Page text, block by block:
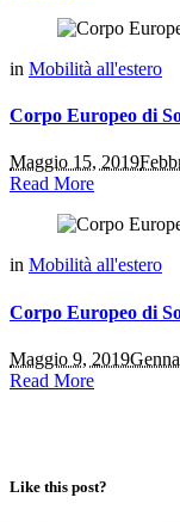
in Mobilità all'estero
Corpo Europeo di
Maggio 15, 2019
Read More
in Mobilità all'estero
Corpo Europeo di
Maggio 9, 2019
Read More
Like this post?